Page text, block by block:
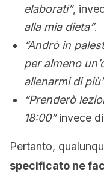
elaborati”,
alla mia dieta”.
“Andrò in
per almeno
allenarmi di
“Prenderò
18:00”invece di
Pertanto,
specificato ne